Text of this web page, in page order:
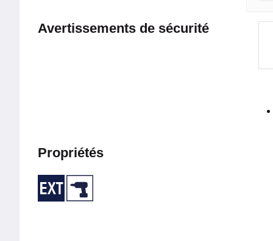
Avertissements de sécurité
Propriétés